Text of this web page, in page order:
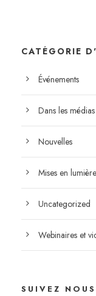
CATÉGORIE
Événements
Dans les médias
Nouvelles
Mises en lumière
Uncategorized
Webinaires et
SUIVEZ NOUS